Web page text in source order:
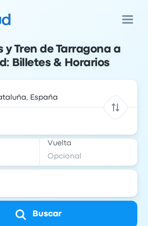
y Tren de Tarragona a
Billetes & Horarios
Vuelta
Buscar